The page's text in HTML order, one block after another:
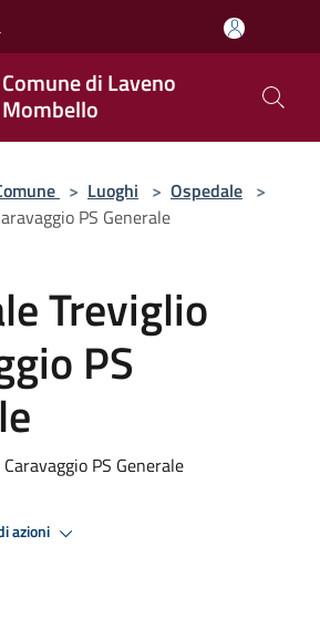
Comune di Laveno
Mombello
> Luoghi > Ospedale >
PS Generale
Treviglio
PS
PS Generale
azioni